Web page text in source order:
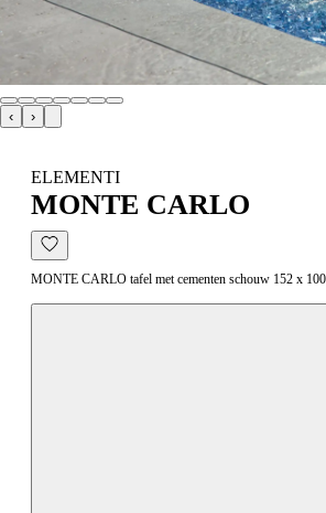
‹ ›
ELEMENTI
MONTE CARLO
MONTE CARLO tafel met cementen schouw 152 x